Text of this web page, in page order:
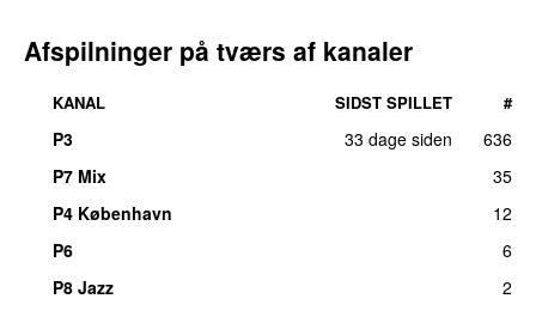
Afspilninger på tværs af kanaler
KANAL SIDST SPILLET #
P3 33 dage siden
636
P7 Mix
35
P4 København
12
P6
6
P8 Jazz
2